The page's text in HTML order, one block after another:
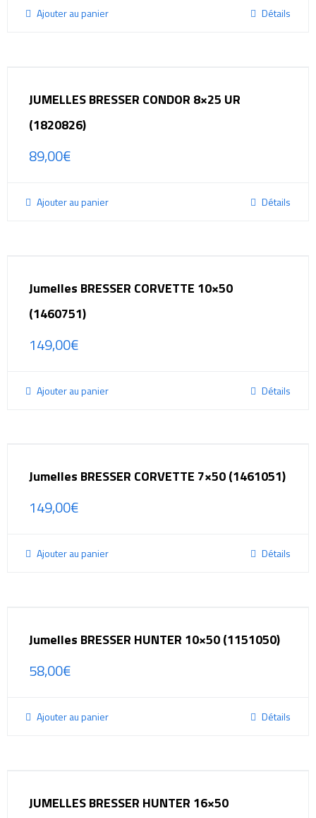
Ajouter au panier Détails
JUMELLES BRESSER CONDOR 8×25 UR
(1820826)
89,00€
Ajouter au panier Détails
Jumelles BRESSER CORVETTE 10×50
(1460751)
149,00€
Ajouter au panier Détails
Jumelles BRESSER CORVETTE 7×50 (1461051)
149,00€
Ajouter au panier Détails
Jumelles BRESSER HUNTER 10×50 (1151050)
58,00€
Ajouter au panier Détails
JUMELLES BRESSER HUNTER 16×50